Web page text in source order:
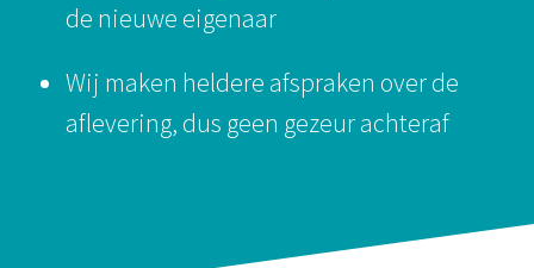
de nieuwe eigenaar
Wij maken heldere afspraken over de
aflevering, dus geen gezeur achteraf